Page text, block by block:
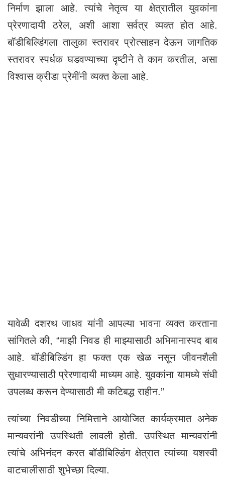
निर्माण झाला आहे. त्यांचे नेतृत्व या क्षेत्रातील युवकांना
प्रेरणादायी ठरेल, अशी आशा सर्वत्र व्यक्त होत आहे.
बॉडीबिल्डिंगला तालुका स्तरावर प्रोत्साहन देऊन जागतिक
स्तरावर स्पर्धक घडवण्याच्या दृष्टीने ते काम करतील, असा
विश्वास क्रीडा प्रेमींनी व्यक्त केला आहे.
यावेळी दशरथ जाधव यांनी आपल्या भावना व्यक्त करताना
सांगितले की, “माझी निवड ही माझ्यासाठी अभिमानास्पद बाब
आहे. बॉडीबिल्डिंग हा फक्त एक खेळ नसून जीवनशैली
सुधारण्यासाठी प्रेरणादायी माध्यम आहे. युवकांना यामध्ये संधी
उपलब्ध करून देण्यासाठी मी कटिबद्ध राहीन.”
त्यांच्या निवडीच्या निमित्ताने आयोजित कार्यक्रमात अनेक
मान्यवरांनी उपस्थिती लावली होती. उपस्थित मान्यवरांनी
त्यांचे अभिनंदन करत बॉडीबिल्डिंग क्षेत्रात त्यांच्या यशस्वी
वाटचालीसाठी शुभेच्छा दिल्या.